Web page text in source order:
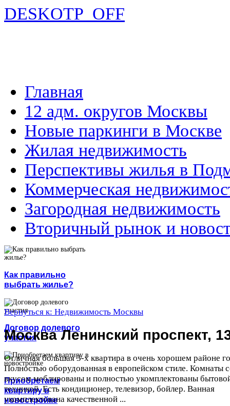
DESKOTP_OFF
Главная
12 адм. округов Москвы
Новые паркинги в Москве
Жилая недвижимость
Перспективы жилья в
Коммерческая
Загородная недвижимость
Вторичный рынок и
Как правильно
выбрать жилье?
Договор долевого
участия
Приобретаем
квартиру в
новостройке
Вернуться к: Недвижимость Москвы
Москва Ленинский проспект,
Отличная большая 3-х квартира в очень хорошем районе
Полностью оборудованная в европейском стиле. Комнаты
вкусом меблированы и полностью укомплектованы
техникой. Есть кондиционер, телевизор, бойлер. Ванная
укомплектована качественной ...